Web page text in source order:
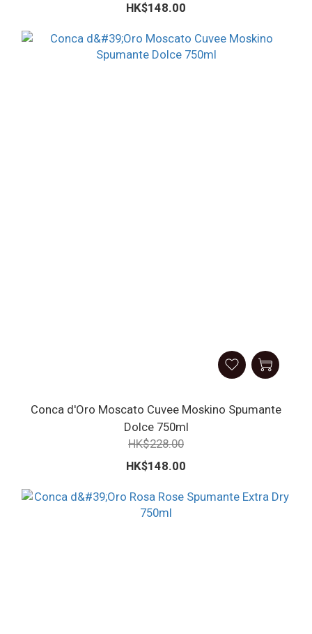
HK$148.00
Conca d'Oro Moscato Cuvee Moskino Spumante
Dolce 750ml
HK$228.00
HK$148.00